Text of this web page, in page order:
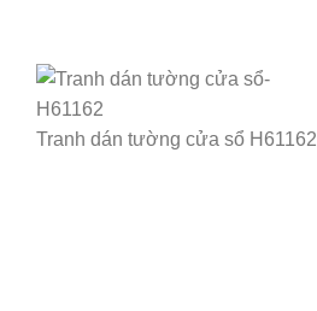
Tranh dán tường cửa sổ H61162